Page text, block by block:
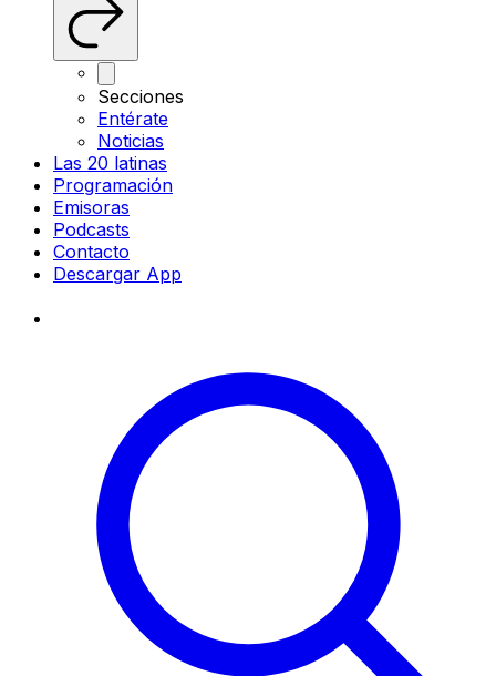
Secciones
Entérate
Noticias
Las 20 latinas
Programación
Emisoras
Podcasts
Contacto
Descargar App